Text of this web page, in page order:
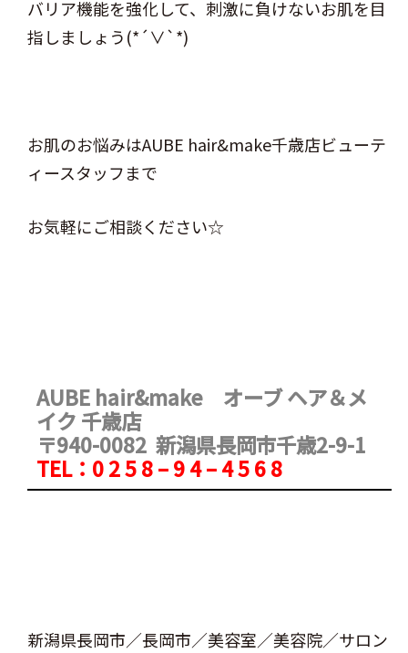
バリア機能を強化して、刺激に負けないお肌を目
指しましょう(*´∨`*)
お肌のお悩みはAUBE hair&make千歳店ビューテ
ィースタッフまで
お気軽にご相談ください☆
AUBE hair&make オーブ ヘア＆メ
イク 千歳店
〒940-0082 新潟県長岡市千歳2-9-1
TEL：0 2 5 8 – 9 4 – 4 5 6 8
新潟県長岡市／長岡市／美容室／美容院／サロン